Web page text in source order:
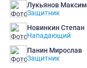
Лукьянов Максим
Защитник
Новинкин Степан
Нападающий
Панин Мирослав
Защитник